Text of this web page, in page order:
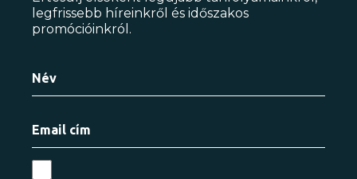
legfrissebb híreinkről és időszakos
promócióinkról.